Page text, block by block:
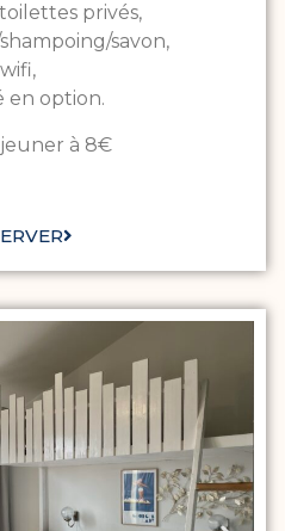
privés,
savon,
wifi,
en option.
à 8€